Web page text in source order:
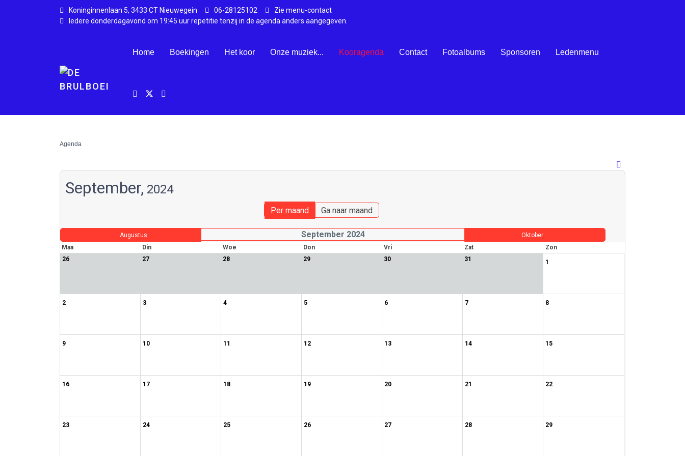
Koninginnenlaan 5, 3433 CT Nieuwegein 06-28125102
Zie menu-contact
Iedere donderdagavond om 19:45 uur repetitie tenzij in de agenda anders aangegeven.
Home Boekingen Het koor Onze muziek... Kooragenda Contact Fotoalbums Sponsoren Ledenmenu
Agenda
September, 2024
Per maand Ga naar maand
Augustus September 2024
Oktober
Maa
Din Woe Don Vri Zat
Zon
26
27 28 29 30 31 1
2 3 4 5 6 7 8
9 10 11 12 13 14 15
16 17 18 19 20 21 22
23 24 25 26 27 28 29